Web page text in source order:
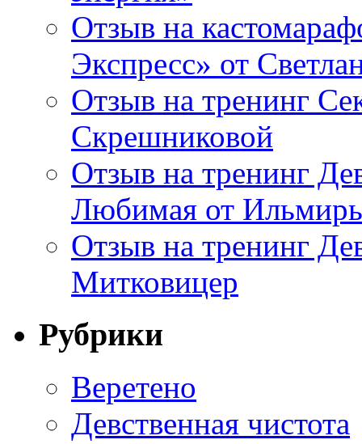
Отзыв на
Экспресс» от
Отзыв на тренинг
Скрешниковой
Отзыв на тренинг
Любимая от
Отзыв на тренинг
Митковицер
Рубрики
Веретено
Девственная чистота